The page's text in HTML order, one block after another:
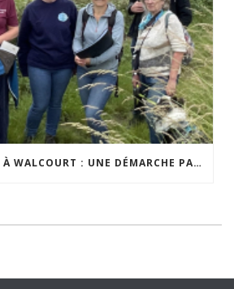
VISITE PARTAGÉE À WALCOURT : UNE DÉMARCHE PARTICIPATIVE ANIMÉE PAR ESPACE ENVIRONNEMENT